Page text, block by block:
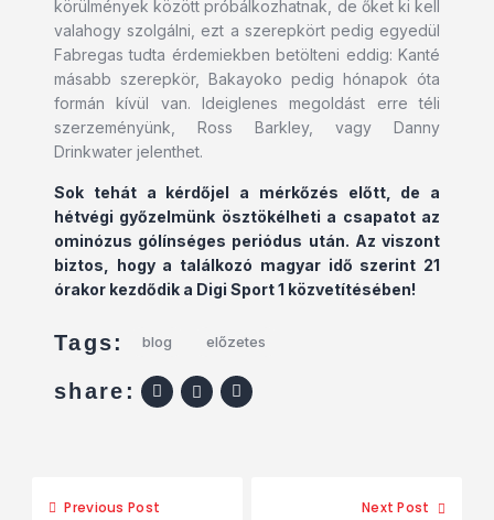
körülmények között próbálkozhatnak, de őket ki kell
valahogy szolgálni, ezt a szerepkört pedig egyedül
Fabregas tudta érdemiekben betölteni eddig: Kanté
másabb szerepkör, Bakayoko pedig hónapok óta
formán kívül van. Ideiglenes megoldást erre téli
szerzeményünk, Ross Barkley, vagy Danny
Drinkwater jelenthet.
Sok tehát a kérdőjel a mérkőzés előtt, de a
hétvégi győzelmünk ösztökélheti a csapatot az
ominózus gólínséges periódus után. Az viszont
biztos, hogy a találkozó magyar idő szerint 21
órakor kezdődik a Digi Sport 1 közvetítésében!
Tags: blog előzetes
share:
Previous Post Next Post